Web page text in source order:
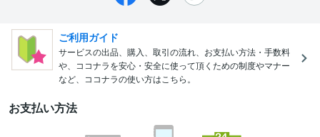
ご利用ガイド
サービスの出品、購入、取引の流れ、お支払い方法・手数料
や、ココナラを安心・安全に使って頂くための制度やマナー
など、ココナラの使い方はこちら。
お支払い方法